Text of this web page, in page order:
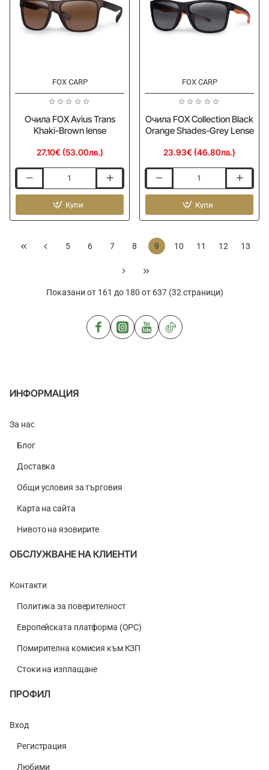
FOX CARP
Очила FOX Avius Trans
Khaki-Brown lense
27.10€ (53.00лв.)
FOX
Trans
lense
Купи
FOX CARP
Очила FOX Collection Black
Orange Shades-Grey Lense
23.93€ (46.80лв.)
FOX
Collection
Black
Shades-
Grey
Купи
5 6 7 8 9 10 11 12 13
Показани от 161 до 180 от 637 (32 страници)
ИНФОРМАЦИЯ
За нас
Блог
Доставка
Общи условия за търговия
Карта на сайта
Нивото на язовирите
ОБСЛУЖВАНЕ НА КЛИЕНТИ
Контакти
Политика за поверителност
Европейската платформа (ОРС)
Помирителна комисия към КЗП
Стоки на изплащане
ПРОФИЛ
Вход
Регистрация
Любими